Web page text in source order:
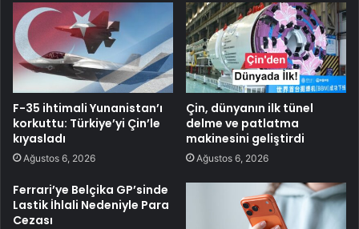
F-35 ihtimali Yunanistan’ı
korkuttu: Türkiye’yi Çin’le
kıyasladı
Ağustos 6, 2026
Çin, dünyanın ilk tünel
delme ve patlatma
makinesini geliştirdi
Ağustos 6, 2026
Ferrari’ye Belçika GP’sinde
Lastik İhlali Nedeniyle Para
Cezası